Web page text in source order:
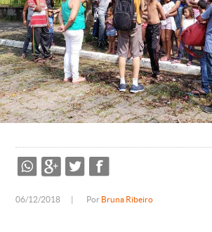
06/12/2018 Por Bruna Ribeiro